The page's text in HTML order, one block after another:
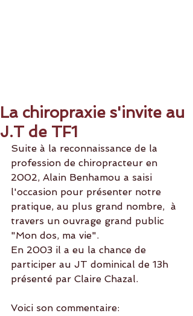
La chiropraxie s'invite au
J.T de TF1
Suite à la reconnaissance de la
profession de chiropracteur en
2002, Alain Benhamou a saisi
l'occasion pour présenter notre
pratique, au plus grand nombre,  à
travers un ouvrage grand public
"Mon dos, ma vie".
En 2003 il a eu la chance de
participer au JT dominical de 13h
présenté par Claire Chazal.
Voici son commentaire: